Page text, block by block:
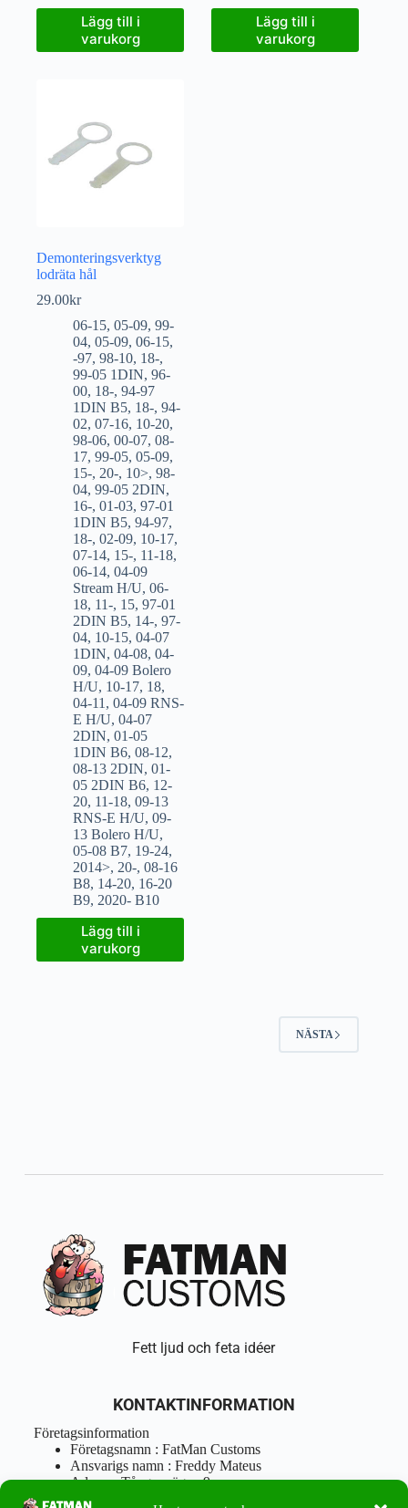
Lägg till i
varukorg
Lägg till i
varukorg
Demonteringsverktyg
lodräta hål
29.00kr
06-15, 05-09, 99-
04, 05-09, 06-15,
-97, 98-10, 18-,
99-05 1DIN, 96-
00, 18-, 94-97
1DIN B5, 18-, 94-
02, 07-16, 10-20,
98-06, 00-07, 08-
17, 99-05, 05-09,
15-, 20-, 10>, 98-
04, 99-05 2DIN,
16-, 01-03, 97-01
1DIN B5, 94-97,
18-, 02-09, 10-17,
07-14, 15-, 11-18,
06-14, 04-09
Stream H/U, 06-
18, 11-, 15, 97-01
2DIN B5, 14-, 97-
04, 10-15, 04-07
1DIN, 04-08, 04-
09, 04-09 Bolero
H/U, 10-17, 18,
04-11, 04-09 RNS-
E H/U, 04-07
2DIN, 01-05
1DIN B6, 08-12,
08-13 2DIN, 01-
05 2DIN B6, 12-
20, 11-18, 09-13
RNS-E H/U, 09-
13 Bolero H/U,
05-08 B7, 19-24,
2014>, 20-, 08-16
B8, 14-20, 16-20
B9, 2020- B10
Lägg till i
varukorg
NÄSTA
Fett ljud och feta idéer
KONTAKTINFORMATION
Företagsinformation
Företagsnamn : FatMan Customs
Ansvarigs namn : Freddy Mateus
Adress : Tångenvägen 9
Postnr : 417 46 Göteborg